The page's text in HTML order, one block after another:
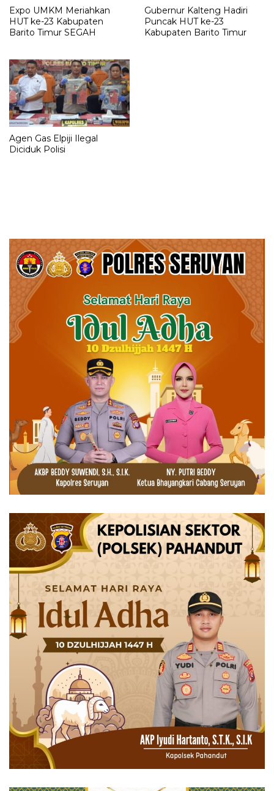
Expo UMKM Meriahkan
HUT ke-23 Kabupaten
Barito Timur SEGAH
Gubernur Kalteng Hadiri
Puncak HUT ke-23
Kabupaten Barito Timur
Agen Gas Elpiji Ilegal
Diciduk Polisi